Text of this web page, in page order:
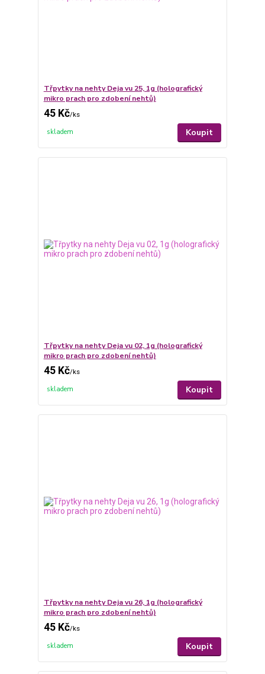
Třpytky na nehty Deja vu 25, 1g (holografický
mikro prach pro zdobení nehtů)
45 Kč/ks
skladem Koupit
Třpytky na nehty Deja vu 02, 1g (holografický
mikro prach pro zdobení nehtů)
45 Kč/ks
skladem Koupit
Třpytky na nehty Deja vu 26, 1g (holografický
mikro prach pro zdobení nehtů)
45 Kč/ks
skladem Koupit